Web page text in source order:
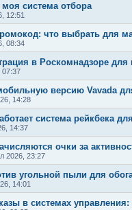
система отбора
12:51
что выбрать для
08:34
в Роскомнадзоре для
07:37
версию Vavada
14:28
система рейкбека
14:37
очки за
2026, 23:27
угольной пыли для
14:01
в системах